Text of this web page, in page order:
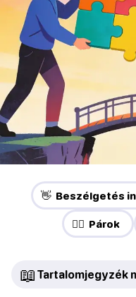
👋 Beszélgetés
❤️‍🔥 Párok
📖 Tartalomjegyzék